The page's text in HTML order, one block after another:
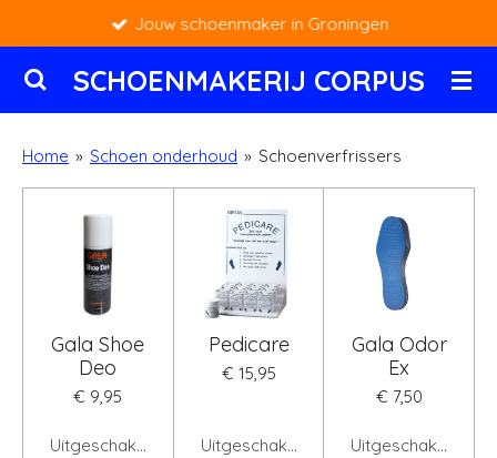
naar
de
SCHOENMAKERIJ CORPUS
Jouw schoenmaker in Groningen
Home » Schoen onderhoud » Schoenverfrissers
Gala Shoe
Deo
€ 9,95
Uitgeschakeld
Pedicare
€ 15,95
Uitgeschakeld
Gala Odor
Ex
€ 7,50
Uitgeschakeld